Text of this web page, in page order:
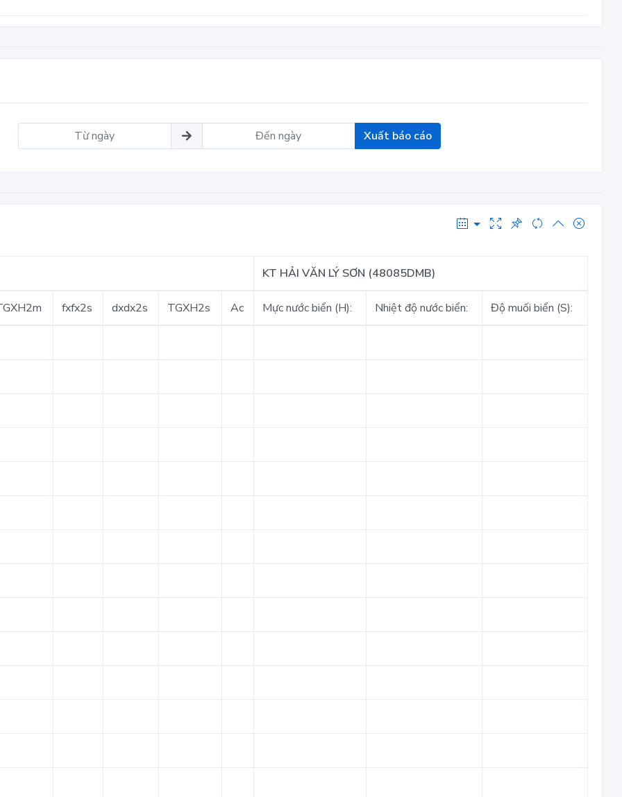
Xuất báo cáo
KT HẢI VĂN LÝ SƠN (48085DMB)
fxfx2s dxdx2s TGXH2s Ac Mực nước biển (H): Nhiệt độ nước biển: Độ muối biển (S):